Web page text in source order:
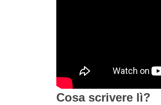
Cosa scrivere lì?